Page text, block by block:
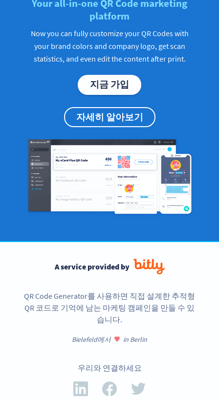
Your all-in-one QR Code marketing
platform
Now you can fully customize your QR Codes with
your brand colors and company logo, get scan
statistics, and even edit the content after print.
지금 가입
자세히 알아보기
A service provided by
QR Code Generator를 사용하면 직접 설계한 추적형
QR 코드로 기억에 남는 마케팅 캠페인을 만들 수 있
습니다.
Bielefeld에서 in Berlin
우리와 연결하세요